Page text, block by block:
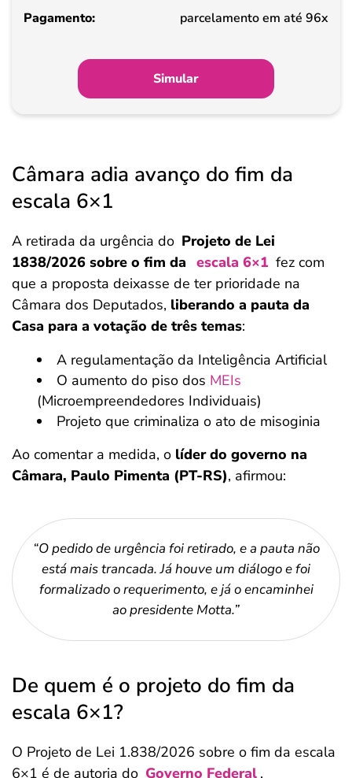
Pagamento
parcelamento em até 96x
Simular
Câmara adia avanço do fim da
escala 6×1
A retirada da urgência do Projeto de Lei
1838/2026 sobre o fim da escala 6×1 fez com
que a proposta deixasse de ter prioridade na
Câmara dos Deputados, liberando a pauta da
Casa para a votação de três temas:
A regulamentação da Inteligência Artificial
O aumento do piso dos MEIs
(Microempreendedores Individuais)
Projeto que criminaliza o ato de misoginia
Ao comentar a medida, o líder do governo na
Câmara, Paulo Pimenta (PT-RS), afirmou:
“O pedido de urgência foi retirado, e a pauta não
está mais trancada. Já houve um diálogo e foi
formalizado o requerimento, e já o encaminhei
ao presidente Motta.”
De quem é o projeto do fim da
escala 6×1?
O Projeto de Lei 1.838/2026 sobre o fim da escala
6×1 é de autoria do Governo Federal .